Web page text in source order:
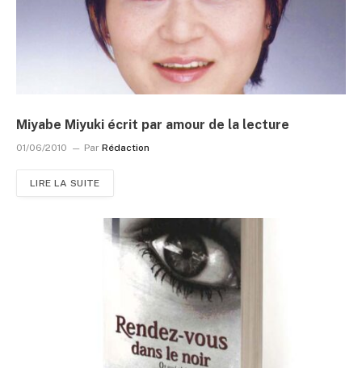
Miyabe Miyuki écrit par amour de la lecture
01/06/2010 Par Rédaction
LIRE LA SUITE